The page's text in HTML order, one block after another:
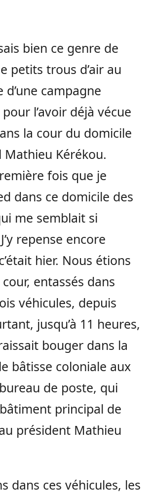
bien ce genre de
petits trous d’air au
campagne
l’avoir déjà vécue
la cour du domicile
Mathieu Kérékou.
fois que je
dans ce domicile des
me semblait si
repense encore
hier. Nous étions
entassés dans
véhicules, depuis
jusqu’à 11 heures,
bouger dans la
bâtisse coloniale aux
de poste, qui
principal de
président Mathieu
dans ces véhicules, les